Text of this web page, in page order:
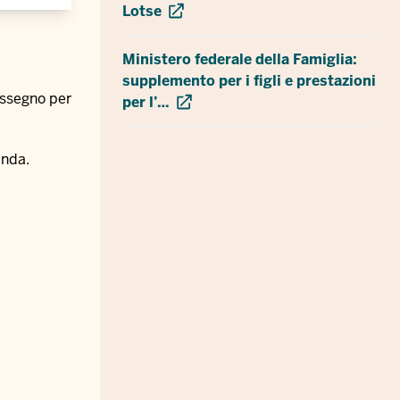
per
Lotse
Ministero federale della Famiglia:
supplemento per i figli e prestazioni
per l’…